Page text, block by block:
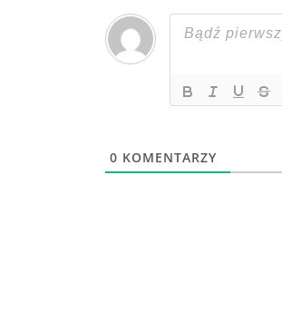
0 KOMENTARZY